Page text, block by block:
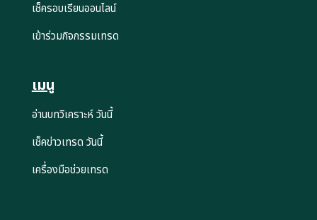
เช็ครอบเรียนออนไลน์
เข้าร่วมกิจกรรมเทรด
เมนู
อ่านบทวิเคราะห์ วันนี้
เช็คข่าวเทรด วันนี้
เครื่องมือช่วยเทรด